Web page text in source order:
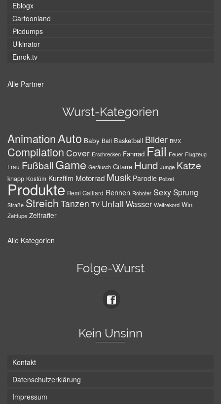
Eblogx
Cartoonland
Picdumps
Ulkinator
Emok.tv
Alle Partner
Wurst-Kategorien
AnimationAuto Baby Ball Basketball Bilder BMX
Compilation Cover Erschrecken Fahrrad Fail Feuer Flugzeug
Frau Fußball Game Geräusch Gitarre Hund Junge Katze
knapp Kostüm Kurzfilm Motorrad Musik Parodie Polizei
Produkte Remi Gaillard Rennen Roboter SexySprung
Straße Streich Tanzen TV Unfall Wasser Weltrekord Win
Zeitlupe Zeitraffer
Alle Kategorien
Folge-Wurst
Kein Unsinn
Kontakt
Datenschutzerklärung
Impressum